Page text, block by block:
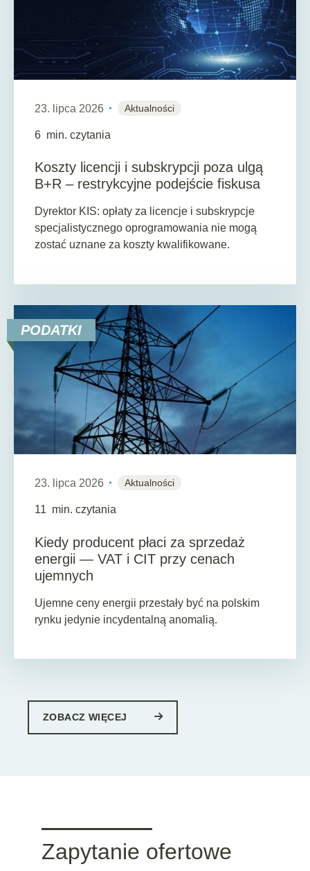
23. lipca 2026 Aktualności
6 min. czytania
Koszty licencji i subskrypcji poza ulgą
B+R – restrykcyjne podejście fiskusa
Dyrektor KIS: opłaty za licencje i subskrypcje
specjalistycznego oprogramowania nie mogą
zostać uznane za koszty kwalifikowane.
PODATKI
23. lipca 2026 Aktualności
11 min. czytania
Kiedy producent płaci za sprzedaż
energii — VAT i CIT przy cenach
ujemnych
Ujemne ceny energii przestały być na polskim
rynku jedynie incydentalną anomalią.
ZOBACZ WIĘCEJ
Zapytanie ofertowe